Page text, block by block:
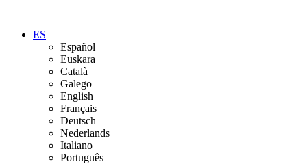
ES
Español
Euskara
Català
Galego
English
Français
Deutsch
Nederlands
Italiano
Português